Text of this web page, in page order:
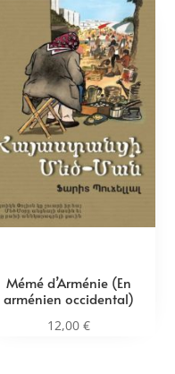
Mémé d’Arménie (En
arménien occidental)
12,00 €